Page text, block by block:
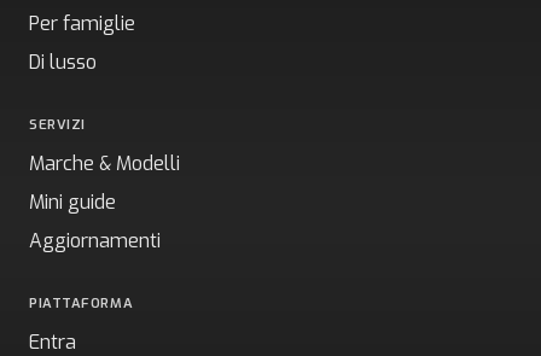
Per famiglie
Di lusso
SERVIZI
Marche & Modelli
Mini guide
Aggiornamenti
PIATTAFORMA
Entra